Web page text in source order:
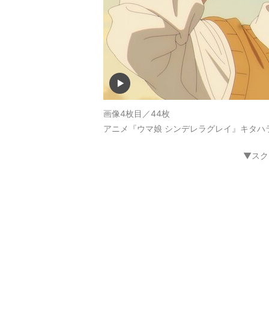
画像4枚目／44枚
アニメ『ウマ娘 シンデレラグレイ』キタハ
▼スク